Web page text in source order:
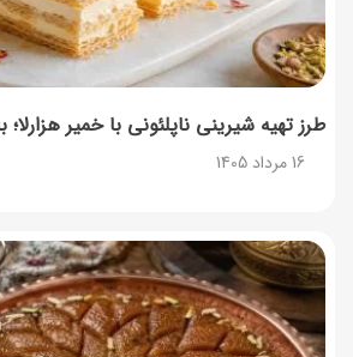
طرز تهیه شیرینی ناپلئونی با خمیر
16 مرداد 1405